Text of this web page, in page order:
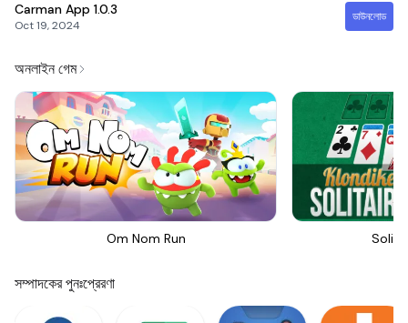
Carman App 1.0.3
Oct 19, 2024
ডাউনলোড
অনলাইন গেম
Om Nom Run
সম্পাদকের পুনঃপ্রেরণা